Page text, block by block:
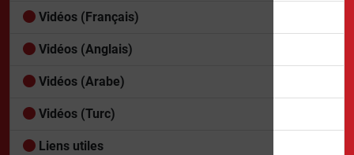
Vidéos (Français)
Vidéos (Anglais)
Vidéos (Arabe)
Vidéos (Turc)
Liens utiles